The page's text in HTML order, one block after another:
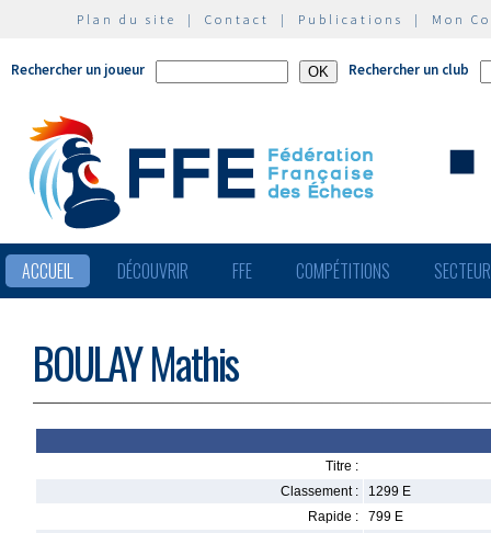
Plan du site | Contact | Publications | Mon
Rechercher un joueur Rechercher un club
ACCUEIL DÉCOUVRIR FFE COMPÉTITIONS
BOULAY Mathis
Titre :
Classement :
1299 E
Rapide :
799 E